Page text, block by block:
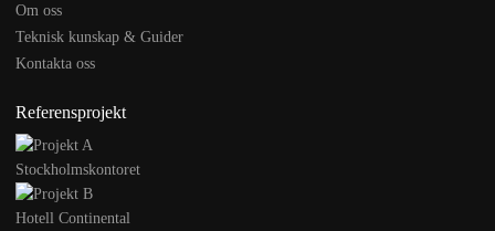
Om oss
Teknisk kunskap & Guider
Kontakta oss
Referensprojekt
Stockholmskontoret
Hotell Continental